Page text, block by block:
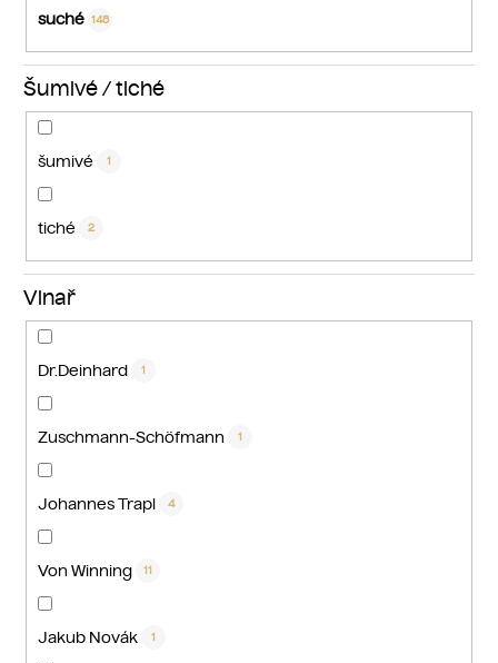
suché 148
Šumivé / tiché
šumivé 1
tiché 2
Vinař
Dr.Deinhard 1
Zuschmann-Schöfmann 1
Johannes Trapl 4
Von Winning 11
Jakub Novák 1